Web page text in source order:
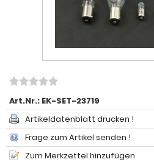
Art.Nr.: EK-SET-23719
Artikeldatenblatt drucken !
Frage zum Artikel senden !
Zum Merkzettel hinzufügen